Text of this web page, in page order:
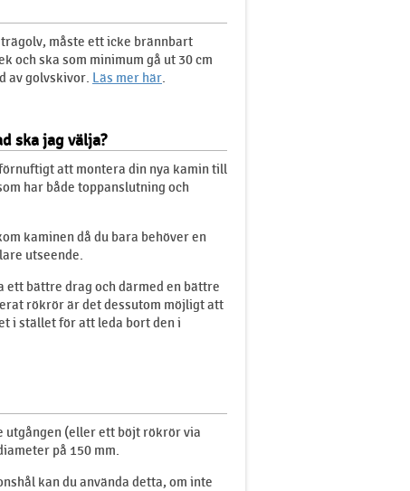
måste ett icke brännbart
och ska som minimum gå ut 30 cm
av golvskivor. Läs mer här.
ska jag välja?
att montera din nya kamin till
har både toppanslutning och
kaminen då du bara behöver en
utseende.
ett bättre drag och därmed en bättre
rökrör är det dessutom möjligt att
i stället för att leda bort den i
utgången (eller ett böjt rökrör via
på 150 mm.
kan du använda detta, om inte